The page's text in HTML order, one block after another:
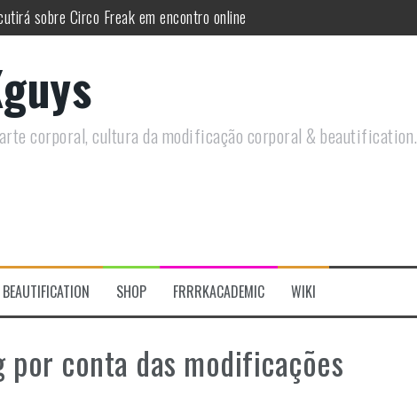
sobre Circo Freak em encontro online
modificações corporais e anarquia em encontro online
saiba como você pode ajudar duas ações que estão a ocorrer
a celebração do Orgulho Freak no Chile
historiador Ronald Canabarro acontecerá no Rio de Janeiro
corporal, cultura da modificação corporal & beautification.
BEAUTIFICATION SHOP FRRRKACADEMIC WIKI
conta das modificações